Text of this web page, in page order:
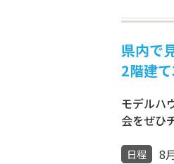
県内で
2階建
モデルハ
会をぜひ
日程 8